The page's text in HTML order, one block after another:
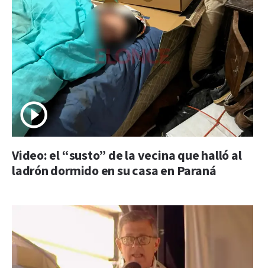
Video: el “susto” de la vecina que halló al
ladrón dormido en su casa en Paraná